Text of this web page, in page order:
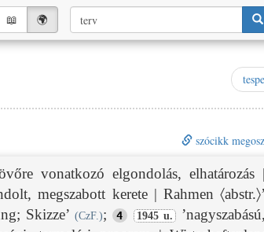
📖︎ 🌍︎
szócikk
vonatkozó elgondolás, elhatározás |
megszabott kerete | Rahmen 〈abstr.〉’
Skizze’(CzF.); 4 1945 u.
’nagyszabású,